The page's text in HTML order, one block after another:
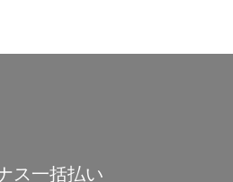
ス一括払い